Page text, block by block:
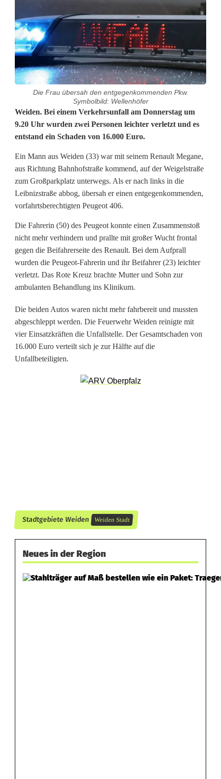
Die Frau übersah den entgegenkommenden Pkw.
Symbolbild: Wellenhöfer
1
6
.
0
0
0
E
u
r
o
n
d
z
e
t
Weiden. Bei einem Verkehrsunfall am Donnerstag um
9.20 Uhr wurden zwei Personen leichter verletzt und es
entstand ein Schaden von 16.000 Euro.
Ein Mann aus Weiden (33) war mit seinem Renault Megane,
aus Richtung Bahnhofstraße kommend, auf der Weigelstraße
zum Großparkplatz unterwegs. Als er nach links in die
Leibnizstraße abbog, übersah er einen entgegenkommenden,
vorfahrtsberechtigten Peugeot 406.
Die Fahrerin (50) des Peugeot konnte einen Zusammenstoß
nicht mehr verhindern und prallte mit großer Wucht frontal
gegen die Beifahrerseite des Renault. Bei dem Aufprall
wurden die Peugeot-Fahrerin und ihr Beifahrer (23) leichter
verletzt. Das Rote Kreuz brachte Mutter und Sohn zur
ambulanten Behandlung ins Klinikum.
Die beiden Autos waren nicht mehr fahrbereit und mussten
abgeschleppt werden. Die Feuerwehr Weiden reinigte mit
vier Einsatzkräften die Unfallstelle. Der Gesamtschaden von
16.000 Euro verteilt sich je zur Hälfte auf die
Unfallbeteiligten.
Stadtgebiete Weiden Weiden Stadt
Neues in der Region